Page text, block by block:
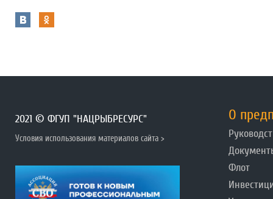
2021 © ФГУП "НАЦРЫБРЕСУРС"
Условия использования материалов сайта >
О
Флот